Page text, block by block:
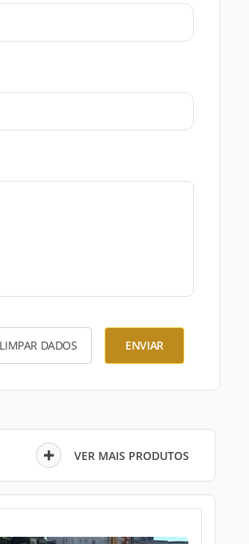
LIMPAR DADOS ENVIAR
VER MAIS PRODUTOS